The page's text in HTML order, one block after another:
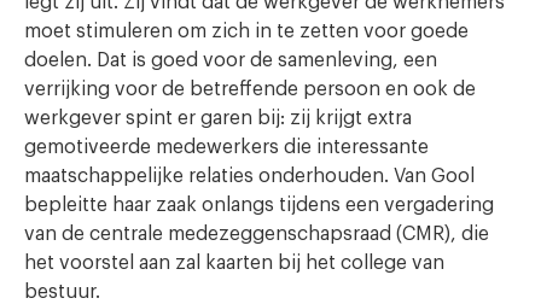
moet stimuleren om zich in te zetten voor goede
doelen. Dat is goed voor de samenleving, een
verrijking voor de betreffende persoon en ook de
werkgever spint er garen bij: zij krijgt extra
gemotiveerde medewerkers die interessante
maatschappelijke relaties onderhouden. Van Gool
bepleitte haar zaak onlangs tijdens een vergadering
van de centrale medezeggenschapsraad (CMR), die
het voorstel aan zal kaarten bij het college van
bestuur.